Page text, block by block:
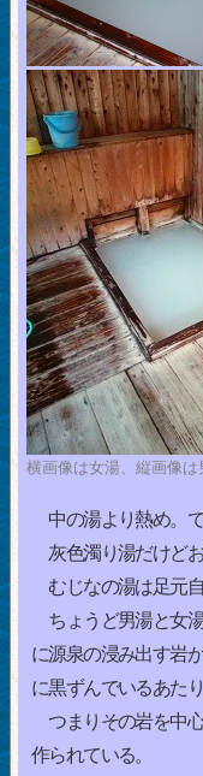
横画像は女湯、縦画像は
中の湯より熱め。で
灰色濁り湯だけどお
むじなの湯は足元自
ちょうど男湯と女
に源泉の浸み出す岩
に黒ずんでいるあたり
つまりその岩を中
作られている。